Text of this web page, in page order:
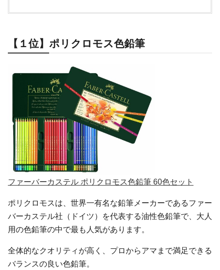
【１位】ポリクロモス色鉛筆
ファーバーカステル ポリクロモス色鉛筆 60色セット
ポリクロモスは、世界一有名な鉛筆メーカーであるファー
バーカステル社（ドイツ）を代表する油性色鉛筆で、大人
用の色鉛筆の中で最も人気があります。
全体的なクオリティが高く、プロからアマまで満足できる
バランスの良い色鉛筆。